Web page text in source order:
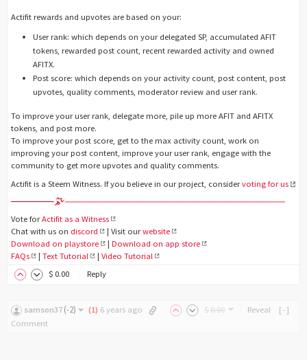
Actifit rewards and upvotes are based on your:
User rank: which depends on your delegated SP, accumulated AFIT
tokens, rewarded post count, recent rewarded activity and owned
AFITX.
Post score: which depends on your activity count, post content, post
upvotes, quality comments, moderator review and user rank.
To improve your user rank, delegate more, pile up more AFIT and AFITX
tokens, and post more.
To improve your post score, get to the max activity count, work on
improving your post content, improve your user rank, engage with the
community to get more upvotes and quality comments.
Actifit is a Steem Witness. If you believe in our project, considervoting for us
Vote forActifit as a Witness
Chat with us on discord | Visit ourwebsite
Download on playstore
|Download on app store
FAQs
|Text Tutorial |Video Tutorial
$ 0.00 Reply
[-]
samson37 (-2) (1) 6 years ago $0.00
Reveal
Comment